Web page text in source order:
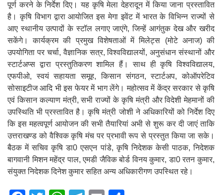
पूर्ण करने के निर्देश दिए। यह कृषि मेला देहरादून में किया जाना प्रस्तावित
है। कृषि विभाग द्वारा आयोजित इस मेगा इवेंट में भारत के विभिन्न राज्यों से
आए स्थानीय उत्पादों के स्टॉल लगाए जाएंगे, जिन्हें आगंतुक देख और खरीद
सकेंगे। कार्यक्रम की प्रमुख विशेषताओं में मिलेट्स (मोटे अनाज) की
उपयोगिता पर चर्चा, वैज्ञानिक सत्र, विश्वविद्यालयों, अनुसंधान संस्थानों और
स्टार्टअप्स द्वारा प्रस्तुतिकरण शामिल हैं। साथ ही कृषि विश्वविद्यालय,
एफपीओ, स्वयं सहायता समूह, किसान संगठन, स्टार्टअप, कोऑपरेटिव
सोसाइटीज आदि भी इस फेयर में भाग लेंगे। महोत्सव में केंद्र सरकार से कृषि
एवं किसान कल्याण मंत्री, सभी राज्यों के कृषि मंत्री और विदेशी मेहमानों की
उपस्थिति भी प्रस्तावित है। कृषि मंत्री जोशी ने अधिकारियों को निर्देश दिए
कि इस महत्वपूर्ण आयोजन की सभी तैयारियां अभी से शुरू कर दी जाएं ताकि
उत्तराखण्ड को वैश्विक कृषि मंच पर प्रभावी रूप से प्रस्तुत किया जा सके।
बैठक में सचिव कृषि डा0 एसएन पांडे, कृषि निदेशक केसी पाठक, निदेशक
बागवानी मिशन महेंद्र पाल, एमडी जैविक बोर्ड विनय कुमार, डा0 रतन कुमार,
संयुक्त निदेशक दिनेश कुमार सहित अन्य अधिकारीगण उपस्थित रहे।